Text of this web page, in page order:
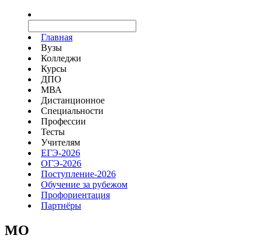
Главная
Вузы
Колледжи
Курсы
ДПО
МВА
Дистанционное
Специальности
Профессии
Тесты
Учителям
ЕГЭ-2026
ОГЭ-2026
Поступление-2026
Обучение за рубежом
Профориентация
Партнёры
MO